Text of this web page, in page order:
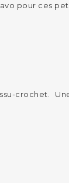
pour ces
crochet.